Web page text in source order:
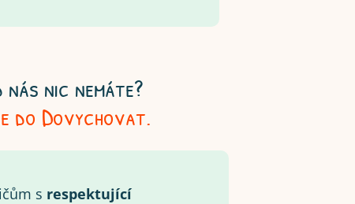
nic nemáte?
do Dovychovat.
s respektující